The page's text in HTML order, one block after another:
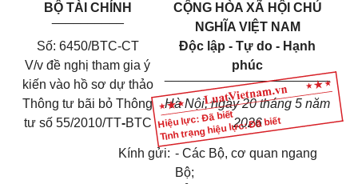
Hiệu lực: Đã biết
Tình trạng hiệu lực: Đã biết
BỘ TÀI CHÍNH
__________
Số: 6450/BTC-CT
V/v đề nghị tham gia ý
kiến vào hồ sơ dự thảo
Thông tư bãi bỏ Thông
tư số 55/2010/TT-BTC
CỘNG HÒA XÃ HỘI CHỦ
NGHĨA VIỆT NAM
Độc lập - Tự do - Hạnh
phúc
_______________________
Hà Nội, ngày 20 tháng 5 năm
2026
Kính gửi: - Các Bộ, cơ quan ngang
Bộ;